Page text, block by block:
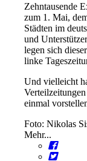
Zehntausende
zum 1. Mai,
Städten im
und
legen sich
linke
Und vielleicht
einmal
Foto: Nikolas
Mehr...